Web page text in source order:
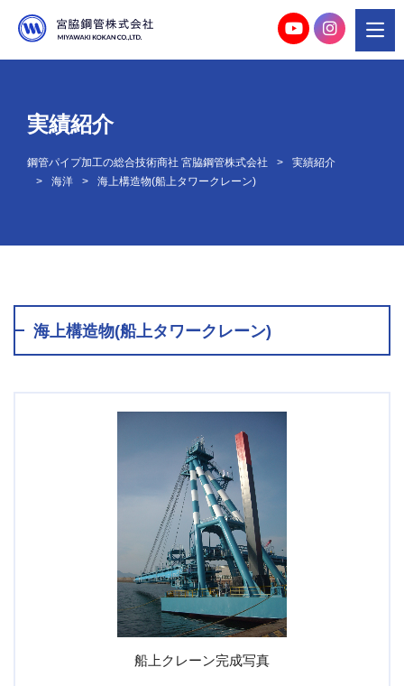
実績紹介
鋼管パイプ加工の総合技術商社 宮脇鋼管株式会社
実績紹介
海洋
海上構造物(船上タワークレーン)
海上構造物(船上タワークレーン)
船上クレーン完成写真